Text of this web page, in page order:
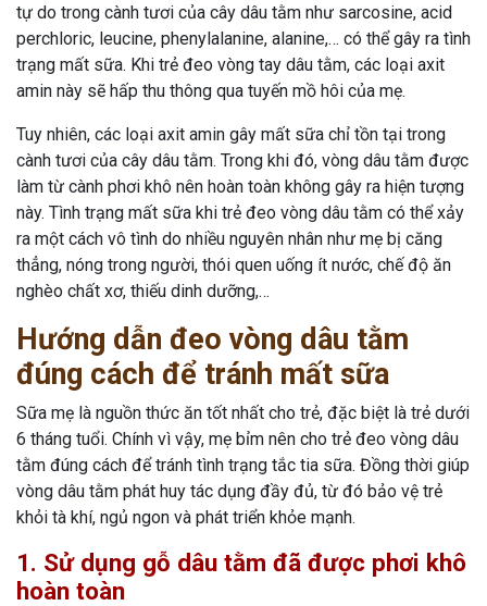
tự do trong cành tươi của cây dâu tằm như sarcosine, acid
perchloric, leucine, phenylalanine, alanine,… có thể gây ra tình
trạng mất sữa. Khi trẻ đeo vòng tay dâu tằm, các loại axit
amin này sẽ hấp thu thông qua tuyến mồ hôi của mẹ.
Tuy nhiên, các loại axit amin gây mất sữa chỉ tồn tại trong
cành tươi của cây dâu tằm. Trong khi đó, vòng dâu tằm được
làm từ cành phơi khô nên hoàn toàn không gây ra hiện tượng
này. Tình trạng mất sữa khi trẻ đeo vòng dâu tằm có thể xảy
ra một cách vô tình do nhiều nguyên nhân như mẹ bị căng
thẳng, nóng trong người, thói quen uống ít nước, chế độ ăn
nghèo chất xơ, thiếu dinh dưỡng,…
Hướng dẫn đeo vòng dâu tằm
đúng cách để tránh mất sữa
Sữa mẹ là nguồn thức ăn tốt nhất cho trẻ, đặc biệt là trẻ dưới
6 tháng tuổi. Chính vì vậy, mẹ bỉm nên cho trẻ đeo vòng dâu
tằm đúng cách để tránh tình trạng tắc tia sữa. Đồng thời giúp
vòng dâu tằm phát huy tác dụng đầy đủ, từ đó bảo vệ trẻ
khỏi tà khí, ngủ ngon và phát triển khỏe mạnh.
1. Sử dụng gỗ dâu tằm đã được phơi khô
hoàn toàn